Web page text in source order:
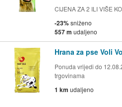
CIJENA ZA 2 ILI VIŠE
-23%sniženo
557 m udaljeno
Hrana za pse Voli
Ponuda vrijedi do
trgovinama
1 km udaljeno